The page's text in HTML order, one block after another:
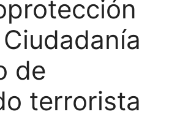
de
terrorista